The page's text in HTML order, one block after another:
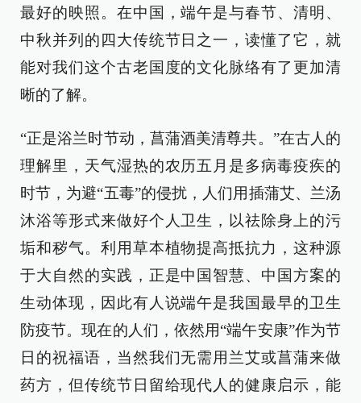
最好的映照。在中国，端午是与春节、清明、
中秋并列的四大传统节日之一，读懂了它，就
能对我们这个古老国度的文化脉络有了更加清
晰的了解。
“正是浴兰时节动，菖蒲酒美清尊共。”在古人的
理解里，天气湿热的农历五月是多病毒疫疾的
时节，为避“五毒”的侵扰，人们用插蒲艾、兰汤
沐浴等形式来做好个人卫生，以祛除身上的污
垢和秽气。利用草本植物提高抵抗力，这种源
于大自然的实践，正是中国智慧、中国方案的
生动体现，因此有人说端午是我国最早的卫生
防疫节。现在的人们，依然用“端午安康”作为节
日的祝福语，当然我们无需用兰艾或菖蒲来做
药方，但传统节日留给现代人的健康启示，能